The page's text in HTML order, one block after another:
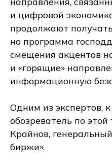
и цифровой
продолжают
но программа
смещения акцентов
и «горящие»
информационную
Одним из экспертов,
обозреватель по
Крайнов,
биржи».